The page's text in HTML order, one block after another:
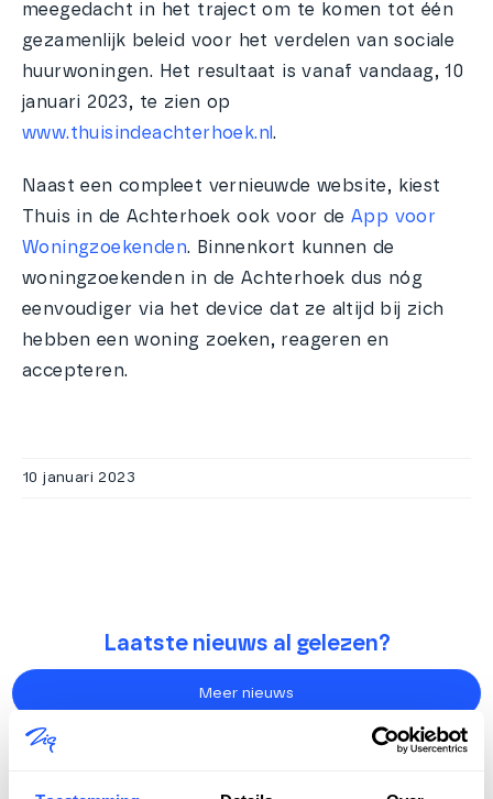
meegedacht in het traject om te komen tot één
gezamenlijk beleid voor het verdelen van sociale
huurwoningen. Het resultaat is vanaf vandaag, 10
januari 2023, te zien op
www.thuisindeachterhoek.nl.
Naast een compleet vernieuwde website, kiest
Thuis in de Achterhoek ook voor de App voor
Woningzoekenden. Binnenkort kunnen de
woningzoekenden in de Achterhoek dus nóg
eenvoudiger via het device dat ze altijd bij zich
hebben een woning zoeken, reageren en
accepteren.
10 januari 2023
Laatste nieuws al gelezen?
Meer nieuws